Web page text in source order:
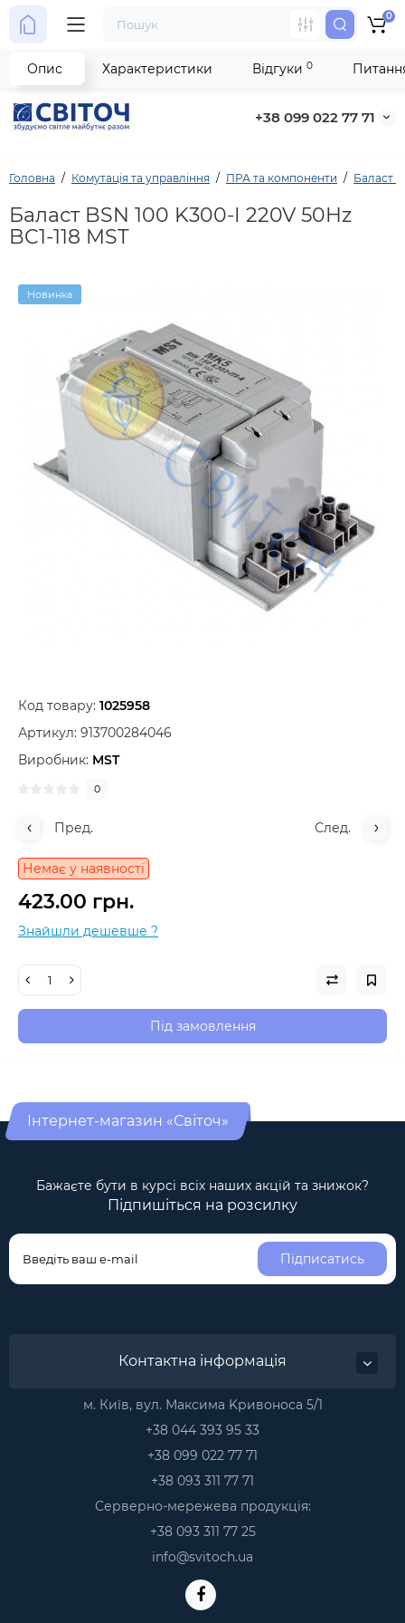
+38 099 022 77 71
0
Головна Комутація та управління ПРА та компоненти Баласт
Баласт BSN 100 K300-I 220V 50Hz
BC1-118 MST
Новинка
Код товару: 1025958
Артикул: 913700284046
Виробник: MST
0
Пред. След.
Немає у наявності
423.00 грн.
Знайшли дешевше ?
Під замовлення
Опис Характеристики Відгуки 0
Інтернет-магазин «Світоч»
Бажаєте бути в курсі всіх наших акцій та знижок?
Підпишіться на розсилку
Підписатись
Контактна інформація
м. Київ, вул. Максима Kривоноса 5/1
+38 044 393 95 33
+38 099 022 77 71
+38 093 311 77 71
Серверно-мережева продукція:
+38 093 311 77 25
info@svitoch.ua